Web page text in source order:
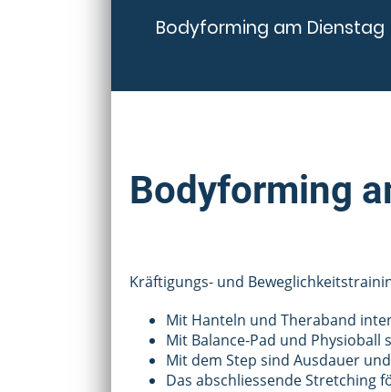
Bodyforming am Dienstag
Bodyforming
Kräftigungs- und
Mit Hanteln und Theraband
Mit Balance-Pad und
Mit dem Step sind Ausdauer
Das abschliessende Stretching